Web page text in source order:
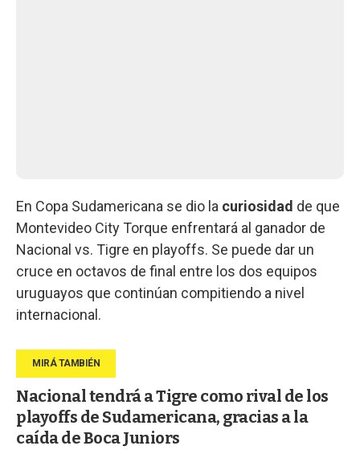
En Copa Sudamericana se dio la curiosidad de que
Montevideo City Torque enfrentará al ganador de
Nacional vs. Tigre en playoffs. Se puede dar un
cruce en octavos de final entre los dos equipos
uruguayos que continúan compitiendo a nivel
internacional.
Nacional tendrá a Tigre como rival de los
playoffs de Sudamericana, gracias a la
caída de Boca Juniors